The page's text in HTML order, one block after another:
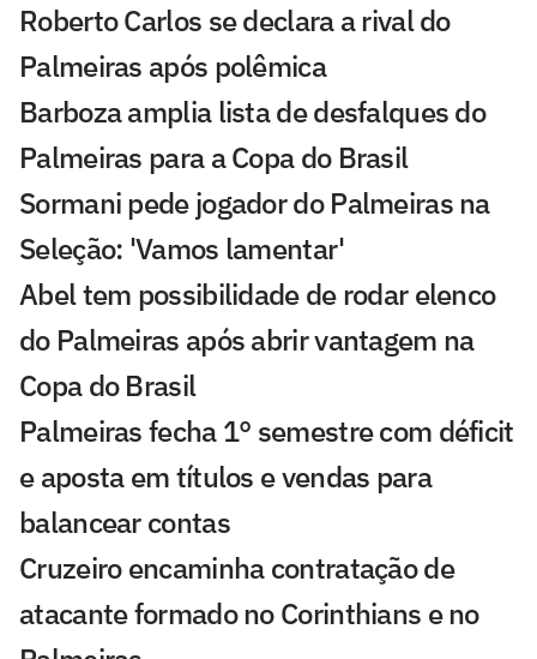
Roberto Carlos se declara a rival do
Palmeiras após polêmica
Barboza amplia lista de desfalques do
Palmeiras para a Copa do Brasil
Sormani pede jogador do Palmeiras na
Seleção: 'Vamos lamentar'
Abel tem possibilidade de rodar elenco
do Palmeiras após abrir vantagem na
Copa do Brasil
Palmeiras fecha 1° semestre com déficit
e aposta em títulos e vendas para
balancear contas
Cruzeiro encaminha contratação de
atacante formado no Corinthians e no